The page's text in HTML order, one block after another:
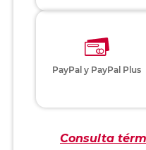
PayPal y PayPal Plus
Consulta